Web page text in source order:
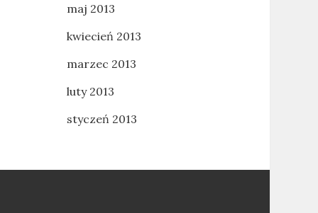
maj 2013
kwiecień 2013
marzec 2013
luty 2013
styczeń 2013